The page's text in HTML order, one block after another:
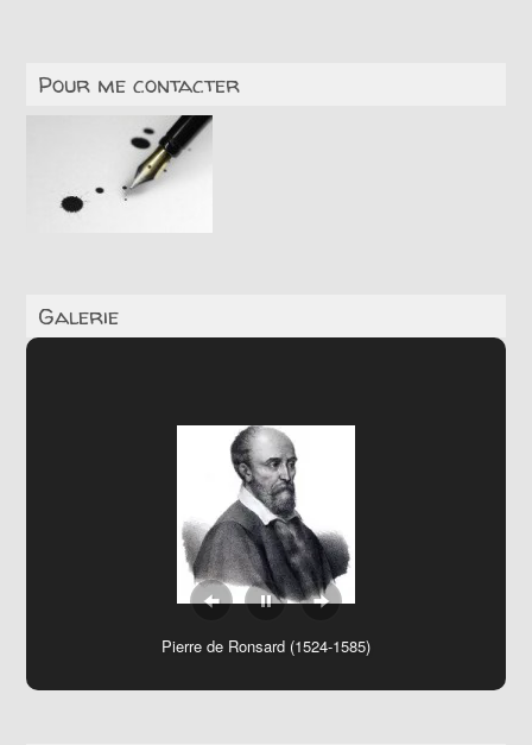
Pour me contacter
Galerie
Pierre de Ronsard (1524-1585)